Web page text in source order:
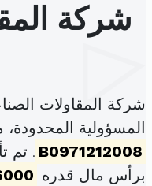
شركة
شركة المقاولات
المسؤولية
B0971212008
برأس مال قدره 6000